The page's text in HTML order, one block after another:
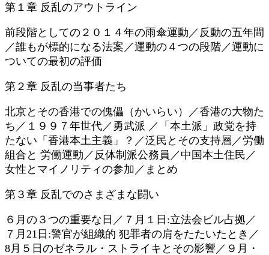
第１章 反乱のアウトライン
前段階としての２０１４年の雨傘運動／反動の五年間
／誰もが標的になる法案／運動の４つの段階／運動に
ついての最初の評価
第２章 反乱の当事者たち
北京とその香港での傀儡（かいらい）／香港の大物た
ち／１９９７年世代／勇武派 ／「本土派」政党を持
たない「香港本土主義」？／泛民とその支持層／労働
組合と 労働運動／反体制派公務員／中国本土住民／
女性とマイノリティの参加／まとめ
第３章 反乱でのさまざまな闘い
６月の３つの重要な日／７月１日:立法会ビル占拠／
７月21日:警官が組織的 犯罪者の肩をたたいたとき／
8月５日のゼネラル・ストライキとその影響／９月・